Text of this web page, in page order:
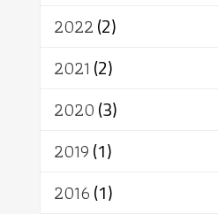
สิทธิ
พุทธบริษัท
อัตถะ
เทวดา
2022(2)
2021 (2)
2020(3)
2019(1)
2016(1)